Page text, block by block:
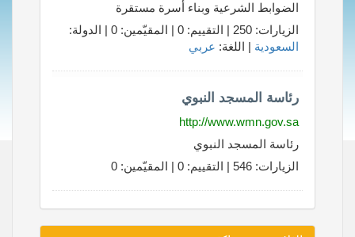
الضوابط الشرعية وبناء أسرة مستقرة
الزيارات: 250 | التقييم: 0 | المقيّمين: 0 | الدولة:
السعودية | اللغة: عربي
رئاسة المسجد النبوي
http://www.wmn.gov.sa
رئاسة المسجد النبوي
الزيارات: 546 | التقييم: 0 | المقيّمين: 0